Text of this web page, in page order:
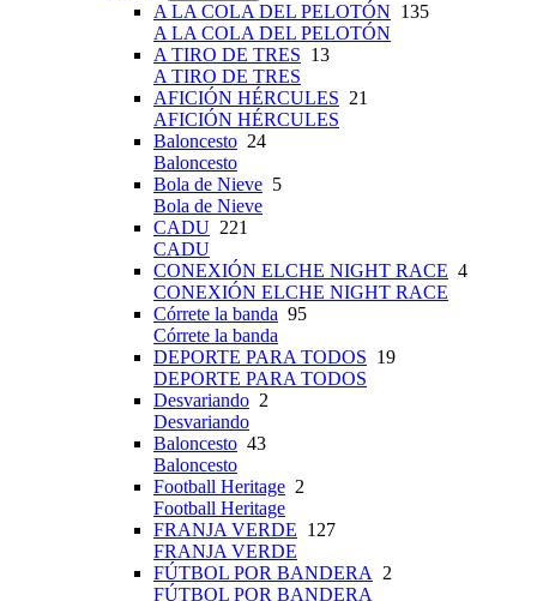
A LA COLA DEL PELOTÓN 135
A LA COLA DEL PELOTÓN
A TIRO DE TRES 13
A TIRO DE TRES
AFICIÓN HÉRCULES 21
AFICIÓN HÉRCULES
Baloncesto 24
Baloncesto
Bola de Nieve 5
Bola de Nieve
CADU 221
CADU
CONEXIÓN ELCHE NIGHT RACE 4
CONEXIÓN ELCHE NIGHT RACE
Córrete la banda 95
Córrete la banda
DEPORTE PARA TODOS 19
DEPORTE PARA TODOS
Desvariando 2
Desvariando
Baloncesto 43
Baloncesto
Football Heritage 2
Football Heritage
FRANJA VERDE 127
FRANJA VERDE
FÚTBOL POR BANDERA
2
FÚTBOL POR BANDERA